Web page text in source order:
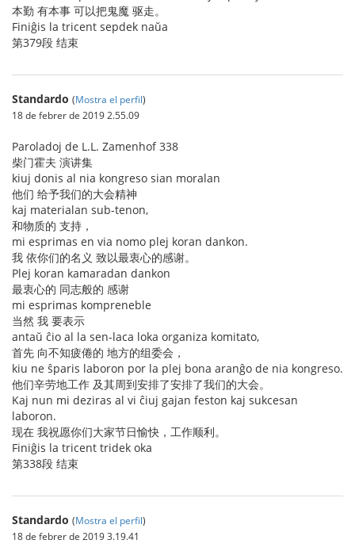
本勤 有本事 可以把鬼魔 驱走。
Finiĝis la tricent sepdek naŭa
第379段 结束
Standardo (Mostra el perfil)
18 de febrer de 2019 2.55.09
Paroladoj de L.L. Zamenhof 338
柴门霍夫 演讲集
kiuj donis al nia kongreso sian moralan
他们 给予我们的大会精神
kaj materialan sub-tenon,
和物质的 支持，
mi esprimas en via nomo plej koran dankon.
我 依你们的名义 致以最衷心的感谢。
Plej koran kamaradan dankon
最衷心的 同志般的 感谢
mi esprimas kompreneble
当然 我 要表示
antaŭ ĉio al la sen-laca loka organiza komitato,
首先 向不知疲倦的 地方的组委会，
kiu ne ŝparis laboron por la plej bona aranĝo de nia kongreso.
他们辛劳地工作 及其周到安排了安排了我们的大会。
Kaj nun mi deziras al vi ĉiuj gajan feston kaj sukcesan
laboron.
现在 我祝愿你们大家节日愉快，工作顺利。
Finiĝis la tricent tridek oka
第338段 结束
Standardo (Mostra el perfil)
18 de febrer de 2019 3.19.41